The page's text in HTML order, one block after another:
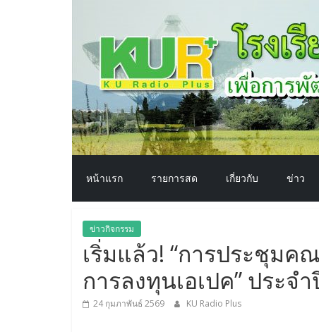
โรงเรียน
ทาง
อากาศ​
เพื่อ
พัฒนา
คุณภาพ
ชีวิต
หน้าแรก รายการสด เกี่ยวกับ ข่าว
ข่าวกิจกรรม
เริ่มแล้ว! “การประชุมค
การลงทุนเอเปค” ประจ
24 กุมภาพันธ์ 2569 KU Radio Plus